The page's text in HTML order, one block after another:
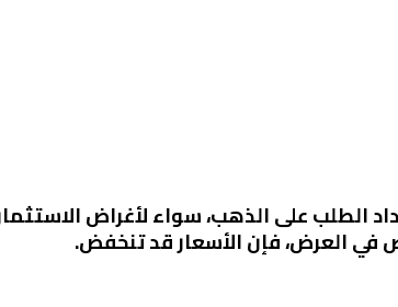
الطلب على الذهب، سواء لأغراض
في العرض، فإن الأسعار قد تنخفض.